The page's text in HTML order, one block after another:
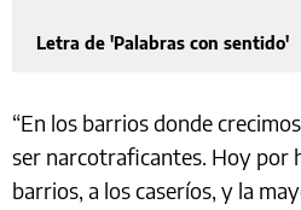
Letra de 'Palabras con sentido'
“En los barrios donde
ser narcotraficantes. Hoy por
barrios, a los caseríos, y la